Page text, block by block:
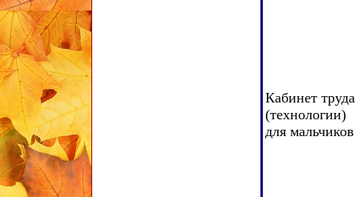
Кабинет труда
(технологии)
для мальчиков